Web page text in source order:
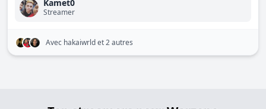
Kamet0
Streamer
Avec hakaiwrldet 2 autres